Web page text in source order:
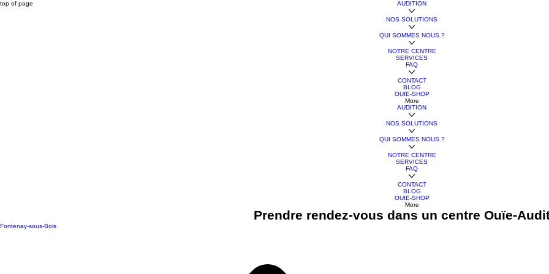
top of page AUDITION
NOS SOLUTIONS
QUI SOMMES NOUS ?
NOTRE CENTRE
SERVICES
FAQ
CONTACT
BLOG
OUIE-SHOP
More
AUDITION
NOS SOLUTIONS
QUI SOMMES NOUS ?
NOTRE CENTRE
SERVICES
FAQ
CONTACT
BLOG
OUIE-SHOP
More
Prendre rendez-vous dans un centre Ouïe-
Fontenay-sous-Bois